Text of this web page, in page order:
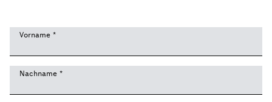
Vorname *
Nachname *